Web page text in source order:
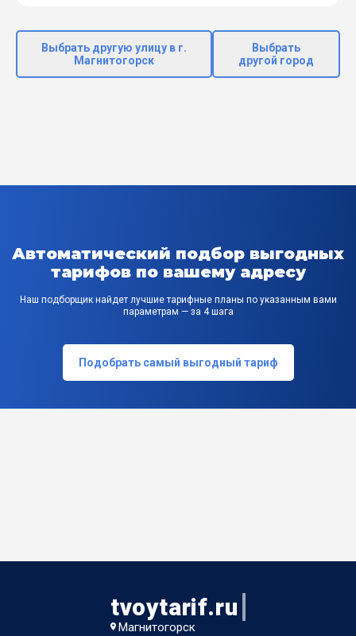
Выбрать другую улицу в г.
Магнитогорск
Выбрать
другой город
Автоматический подбор выгодных
тарифов по вашему адресу
Наш подборщик найдет лучшие тарифные планы по указанным вами
параметрам — за 4 шага
Подобрать самый выгодный тариф
tvoytarif.ru
Магнитогорск